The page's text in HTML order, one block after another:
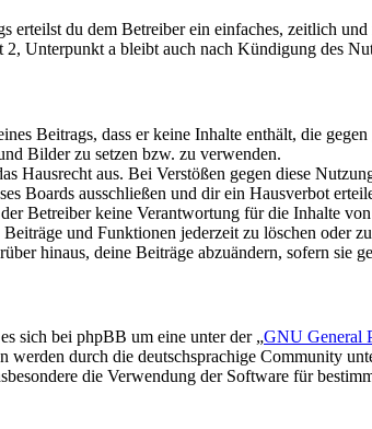
erteilst du dem Betreiber ein einfaches, zeitlich
Unterpunkt a bleibt auch nach Kündigung des
Beitrags, dass er keine Inhalte enthält, die
Bilder zu setzen bzw. zu verwenden.
Hausrecht aus. Bei Verstößen gegen diese
Boards ausschließen und dir ein Hausverbot
Betreiber keine Verantwortung für die Inhalte
und Funktionen jederzeit zu löschen oder
hinaus, deine Beiträge abzuändern, sofern sie
sich bei phpBB um eine unter der „GNU General
werden durch die deutschsprachige Community
die Verwendung der Software für